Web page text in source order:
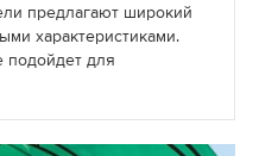
предлагают широкий
характеристиками.
подойдет для